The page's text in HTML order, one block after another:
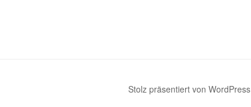
Stolz präsentiert von WordPress